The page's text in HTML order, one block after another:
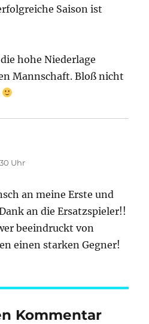
Saison ist
hohe Niederlage
Mannschaft. Bloß nicht
Uhr
an meine Erste und
an die Ersatzspieler!!
beeindruckt von
einen starken Gegner!
Kommentar